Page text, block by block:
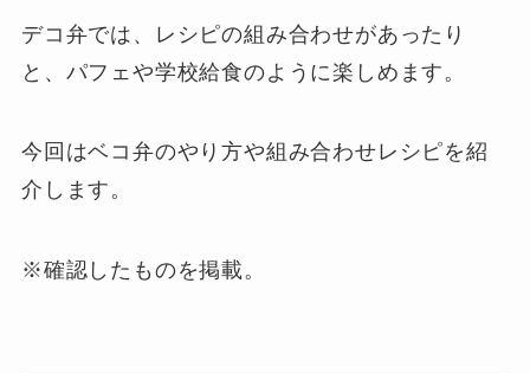
デコ弁では、レシピの組み合わせがあったり
と、パフェや学校給食のように楽しめます。
今回はベコ弁のやり方や組み合わせレシピを紹
介します。
※確認したものを掲載。